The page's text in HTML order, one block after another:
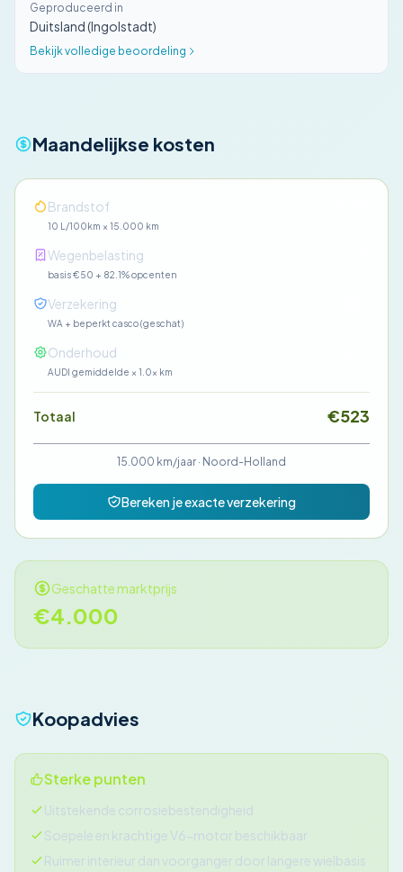
Geproduceerd in
Duitsland (Ingolstadt)
Bekijk volledige beoordeling
Maandelijkse kosten
Brandstof
10 L/100km × 15.000 km
Wegenbelasting
basis €50 + 82.1% opcenten
Verzekering
WA + beperkt casco (geschat)
Onderhoud
AUDI gemiddelde × 1.0× km
Totaal €523
15.000 km/jaar · Noord-Holland
Bereken je exacte verzekering
Geschatte marktprijs
€4.000
Koopadvies
Sterke punten
Uitstekende corrosiebestendigheid
Soepele en krachtige V6-motor beschikbaar
Ruimer interieur dan voorganger door langere wielbasis